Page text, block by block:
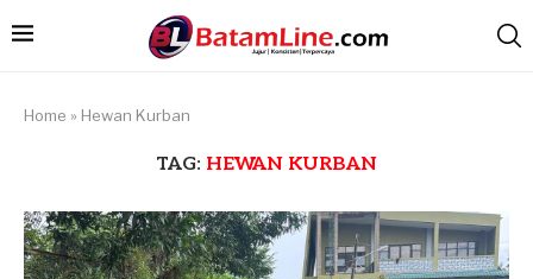
Home » Hewan Kurban
TAG: HEWAN KURBAN